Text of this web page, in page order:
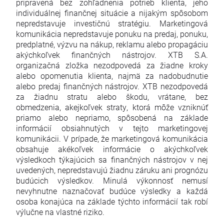
pripravená bez zohľadnenia potrieb klienta, jeho
individuálnej finančnej situácie a nijakým spôsobom
nepredstavuje investičnú stratégiu. Marketingová
komunikácia nepredstavuje ponuku na predaj, ponuku,
predplatné, výzvu na nákup, reklamu alebo propagáciu
akýchkoľvek finančných nástrojov. XTB S.A.
organizačná zložka nezodpovedá za žiadne kroky
alebo opomenutia klienta, najmä za nadobudnutie
alebo predaj finančných nástrojov. XTB nezodpovedá
za žiadnu stratu alebo škodu, vrátane, bez
obmedzenia, akejkoľvek straty, ktorá môže vzniknúť
priamo alebo nepriamo, spôsobená na základe
informácií obsiahnutých v tejto marketingovej
komunikácii. V prípade, že marketingová komunikácia
obsahuje akékoľvek informácie o akýchkoľvek
výsledkoch týkajúcich sa finančných nástrojov v nej
uvedených, nepredstavujú žiadnu záruku ani prognózu
budúcich výsledkov. Minulá výkonnosť nemusí
nevyhnutne naznačovať budúce výsledky a každá
osoba konajúca na základe týchto informácií tak robí
výlučne na vlastné riziko.